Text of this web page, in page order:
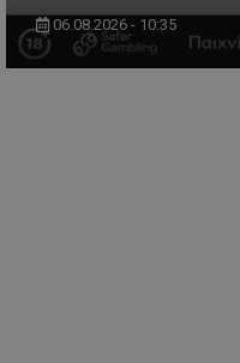
06.08.2026 - 10:35